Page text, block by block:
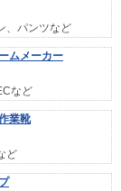
、パンツなど
ムメーカー
など
業靴
ど